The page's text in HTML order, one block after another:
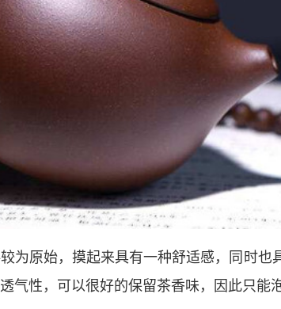
为原始，摸起来具有一种舒适感，同时也
气性，可以很好的保留茶香味，因此只能